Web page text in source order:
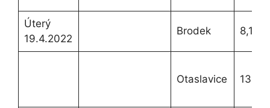
Úterý
19.4.2022
Brodek 8,10h.
Otaslavice